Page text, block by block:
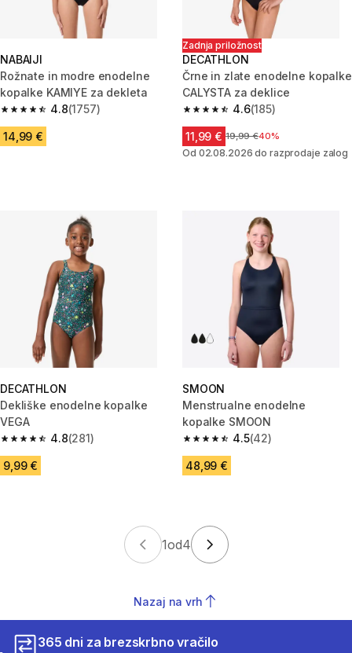
NABAIJI
Rožnate in modre enodelne
kopalke KAMIYE za dekleta
4.8
4.8 od 5 zvezdic from 1757 ocene
(1757)
14,99 €
Zadnja priložnost
DECATHLON
Črne in zlate enodelne kopalke
CALYSTA za deklice
4.6
4.6 od 5 zvezdic from 185
(185)
11,99 € Cena pred znižanjem
19,99 €40%
Od 02.08.2026 do razprodaje zalog
DECATHLON
Dekliške enodelne kopalke
VEGA
4.8
4.8 od 5 zvezdic from 281 ocene
(281)
9,99 €
SMOON
Menstrualne enodelne
kopalke SMOON
4.5
4.5 od 5 zvezdic from 42 ocene
(42)
48,99 €
1od4
Nazaj na vrh
365 dni za brezskrbno vračilo